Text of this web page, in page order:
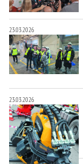
23.03.2026
23.03.2026